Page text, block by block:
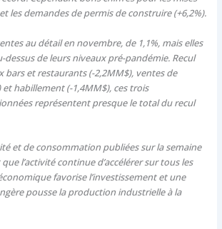
les demandes de permis de construire (+6,2%).
au détail en novembre, de 1,1%, mais elles
dessus de leurs niveaux pré-pandémie. Recul
bars et restaurants (-2,2MM$), ventes de
et habillement (-1,4MM$), ces trois
représentent presque le total du recul
et de consommation publiées sur la semaine
l’activité continue d’accélérer sur tous les
favorise l’investissement et une
pousse la production industrielle à la